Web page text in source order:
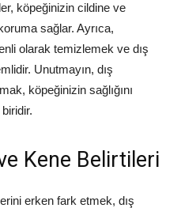
köpeğinizin cildine ve
sağlar. Ayrıca,
olarak temizlemek ve dış
Unutmayın, dış
köpeğinizin sağlığını
Kene Belirtileri
erken fark etmek, dış